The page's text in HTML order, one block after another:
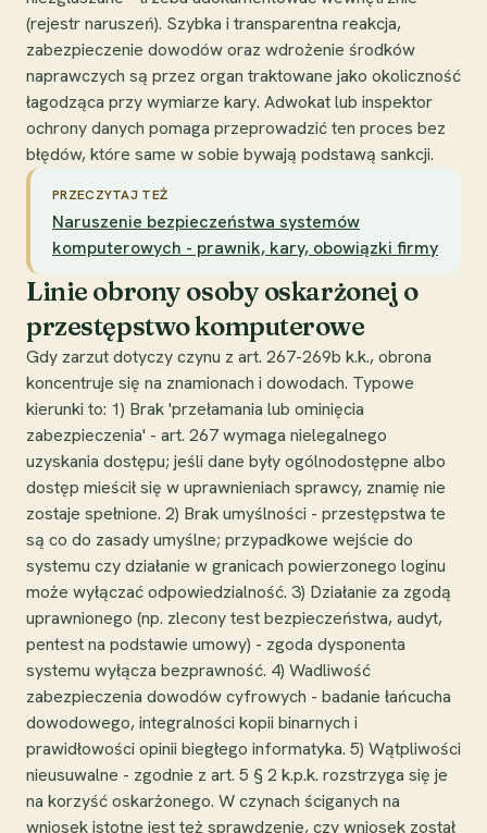
(rejestr naruszeń). Szybka i transparentna reakcja,
zabezpieczenie dowodów oraz wdrożenie środków
naprawczych są przez organ traktowane jako okoliczność
łagodząca przy wymiarze kary. Adwokat lub inspektor
ochrony danych pomaga przeprowadzić ten proces bez
błędów, które same w sobie bywają podstawą sankcji.
PRZECZYTAJ TEŻ
Naruszenie bezpieczeństwa systemów
komputerowych - prawnik, kary, obowiązki firmy
Linie obrony osoby oskarżonej o
przestępstwo komputerowe
Gdy zarzut dotyczy czynu z art. 267-269b k.k., obrona
koncentruje się na znamionach i dowodach. Typowe
kierunki to: 1) Brak 'przełamania lub ominięcia
zabezpieczenia' - art. 267 wymaga nielegalnego
uzyskania dostępu; jeśli dane były ogólnodostępne albo
dostęp mieścił się w uprawnieniach sprawcy, znamię nie
zostaje spełnione. 2) Brak umyślności - przestępstwa te
są co do zasady umyślne; przypadkowe wejście do
systemu czy działanie w granicach powierzonego loginu
może wyłączać odpowiedzialność. 3) Działanie za zgodą
uprawnionego (np. zlecony test bezpieczeństwa, audyt,
pentest na podstawie umowy) - zgoda dysponenta
systemu wyłącza bezprawność. 4) Wadliwość
zabezpieczenia dowodów cyfrowych - badanie łańcucha
dowodowego, integralności kopii binarnych i
prawidłowości opinii biegłego informatyka. 5) Wątpliwości
nieusuwalne - zgodnie z art. 5 § 2 k.p.k. rozstrzyga się je
na korzyść oskarżonego. W czynach ściganych na
wniosek istotne jest też sprawdzenie, czy wniosek został